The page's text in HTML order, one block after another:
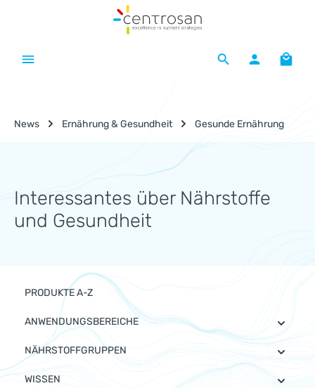
Zum Hauptinhalt springen
News Ernährung & Gesundheit Gesunde Ernährung
Interessantes über Nährstoffe
und Gesundheit
PRODUKTE A-Z
ANWENDUNGSBEREICHE
NÄHRSTOFFGRUPPEN
WISSEN